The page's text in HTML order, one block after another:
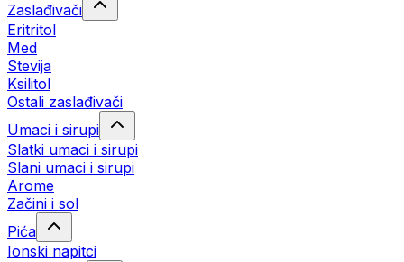
Zaslađivači
Eritritol
Med
Stevija
Ksilitol
Ostali zaslađivači
Umaci i sirupi
Slatki umaci i sirupi
Slani umaci i sirupi
Arome
Začini i sol
Pića
Ionski napitci